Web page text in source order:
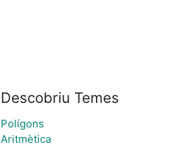
Descobriu Temes
Polígons
Aritmètica